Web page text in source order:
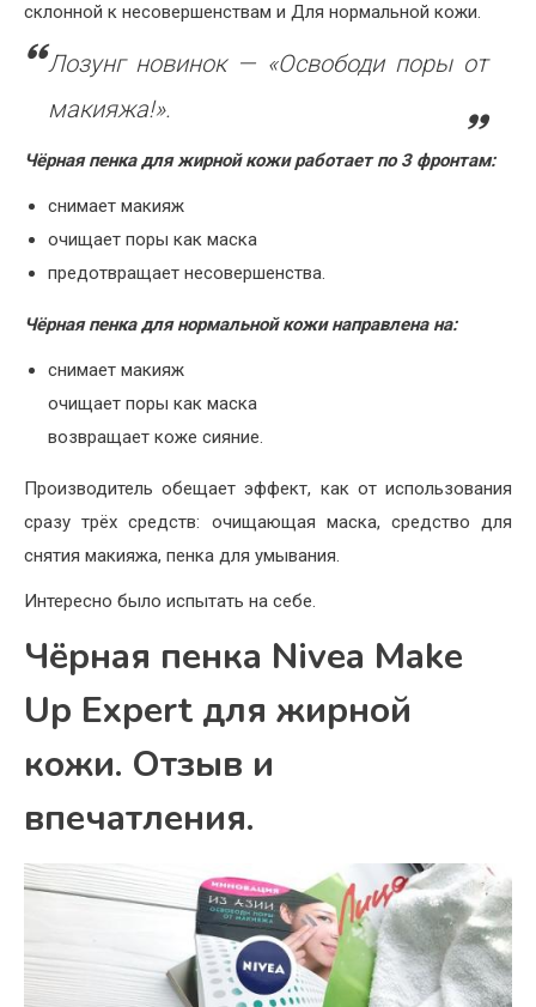
склонной к несовершенствам и Для нормальной кожи.
Лозунг новинок — «Освободи поры от
макияжа!».
Чёрная пенка для жирной кожи работает по 3 фронтам:
снимает макияж
очищает поры как маска
предотвращает несовершенства.
Чёрная пенка для нормальной кожи направлена на:
снимает макияж
очищает поры как маска
возвращает коже сияние.
Производитель обещает эффект, как от использования
сразу трёх средств: очищающая маска, средство для
снятия макияжа, пенка для умывания.
Интересно было испытать на себе.
Чёрная пенка Nivea Make
Up Expert для жирной
кожи. Отзыв и
впечатления.